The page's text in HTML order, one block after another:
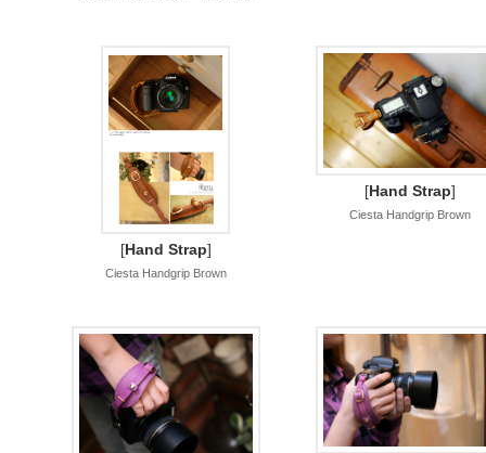
[Hand Strap]
Ciesta Handgrip Brown
[Hand Strap]
Ciesta Handgrip Brown